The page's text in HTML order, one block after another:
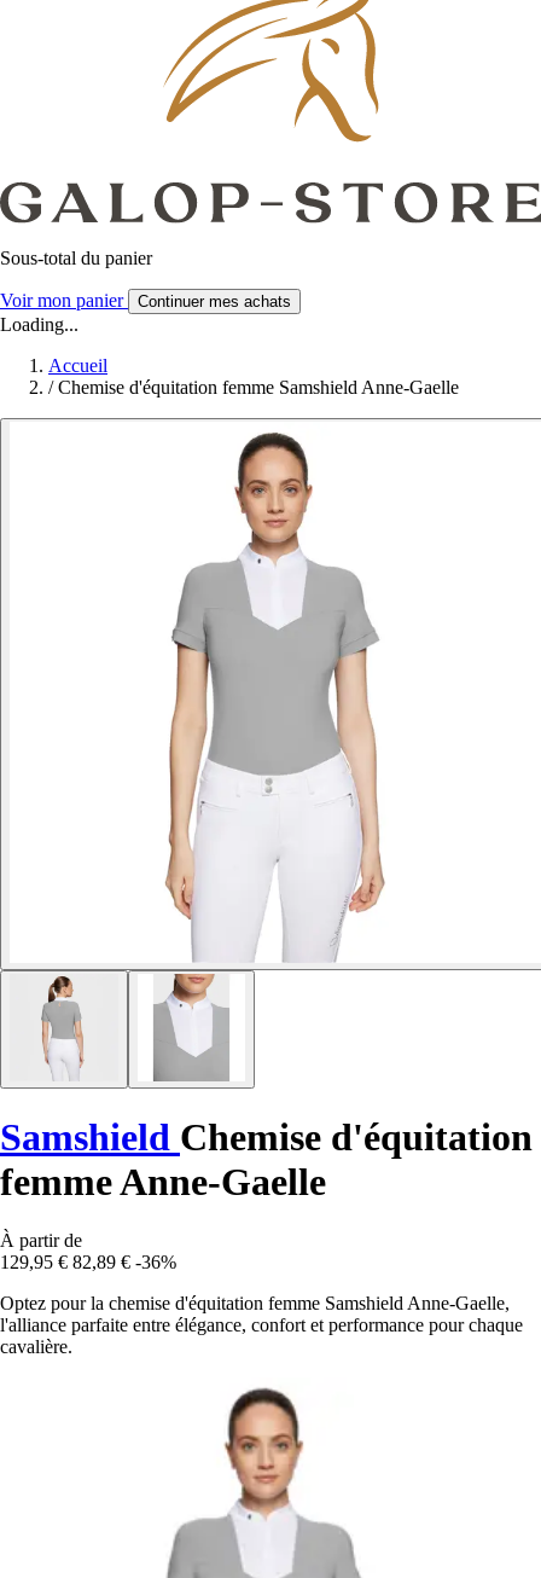
Sous-total du panier
Voir mon panier Continuer mes achats
Loading...
Accueil
/ Chemise d'équitation femme Samshield Anne-Gaelle
Samshield Chemise d'équitation
femme Anne-Gaelle
À partir de
129,95 € 82,89 € -36%
Optez pour la chemise d'équitation femme Samshield Anne-Gaelle,
l'alliance parfaite entre élégance, confort et performance pour chaque
cavalière.